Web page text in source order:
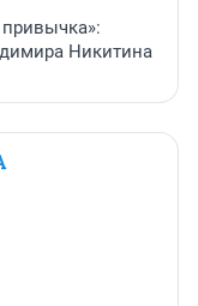
Никитина